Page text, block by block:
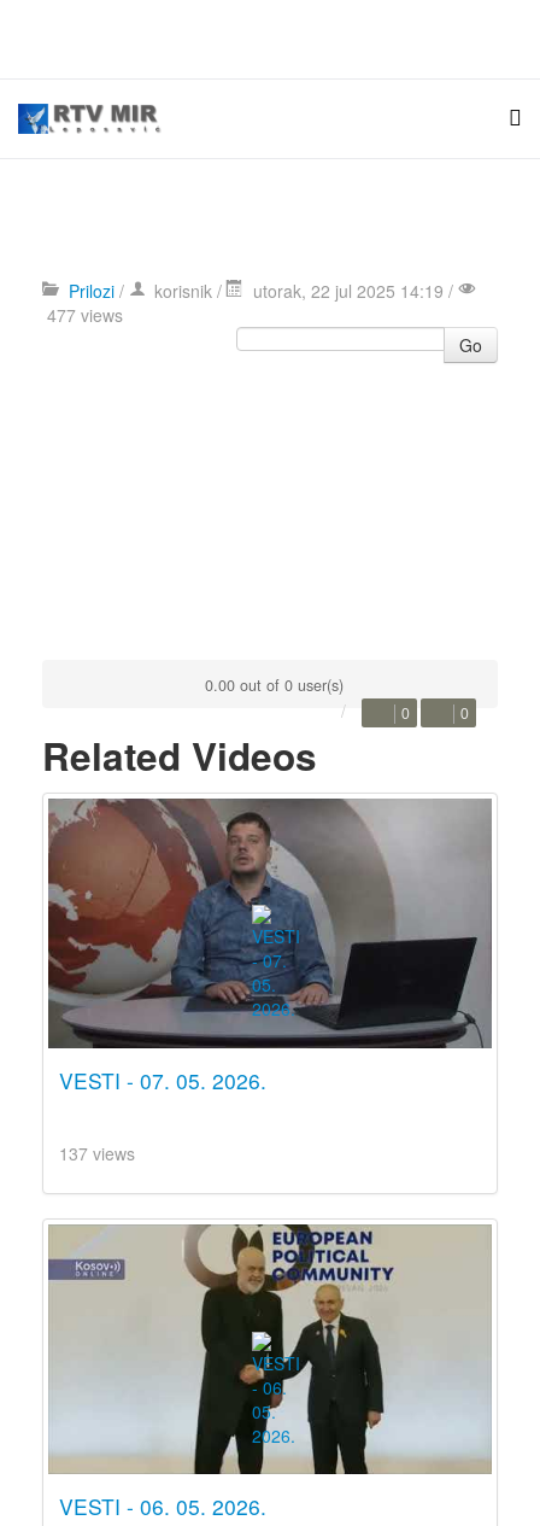
Prilozi/ korisnik /
utorak, 22 jul 2025 14:19 /
477 views
Go
0.00 out of 0 user(s)
0 0
Related Videos
VESTI - 07. 05. 2026.
137 views
VESTI - 06. 05. 2026.